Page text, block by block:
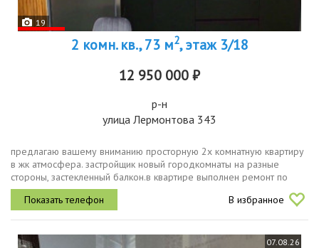
19
2 комн. кв., 73 м2, этаж 3/18
12 950 000 ₽
р-н
улица Лермонтова 343
предлагаю вашему вниманию просторную 2х комнатную квартиру
в жк атмосфера. застройщик новый городкомнаты на разные
стороны, застекленный балкон.в квартире выполнен ремонт по
дизайнпроекту, использовались качественные материалы. ремонт
делали для...
В избранное
07.08.26